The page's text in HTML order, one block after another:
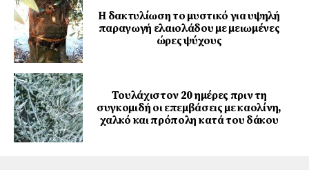
Η δακτυλίωση το μυστικό για υψηλή
παραγωγή ελαιολάδου με μειωμένες
ώρες ψύχους
Τουλάχιστον 20 ημέρες πριν τη
συγκομιδή οι επεμβάσεις με καολίνη,
χαλκό και πρόπολη κατά του δάκου